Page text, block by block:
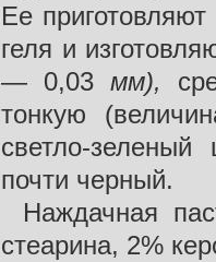
Ее
геля и
— 0,03мм),
тонкую
светло-
почти черный.
Наждачная
стеарина, 2%